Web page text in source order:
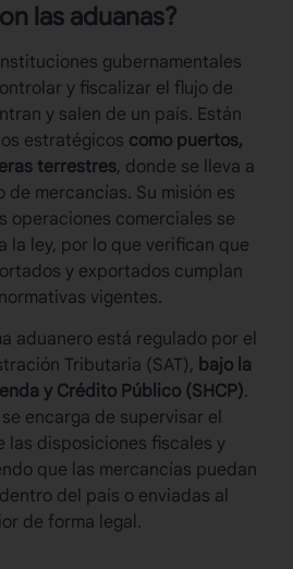
las aduanas?
gubernamentales
y fiscalizar el flujo de
y salen de un país. Están
estratégicos como puertos,
terrestres, donde se lleva a
de mercancías. Su misión es
operaciones comerciales se
la ley, por lo que verifican que
y exportados cumplan
vigentes.
aduanero está regulado por el
Tributaria (SAT), bajo la
y Crédito Público (SHCP).
encarga de supervisar el
las disposiciones fiscales y
que las mercancías puedan
del país o enviadas al
de forma legal.